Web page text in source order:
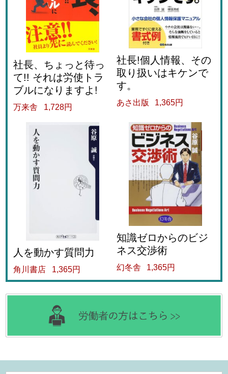
社長、ちょっと待っ
て!! それは労使トラ
ブルになりますよ!
万来舎 1,728円
社長!個人情報、その
取り扱いはキケンで
す。
あさ出版 1,365円
人を動かす質問力
角川書店 1,365円
知識ゼロからのビジ
ネス交渉術
幻冬舎 1,365円